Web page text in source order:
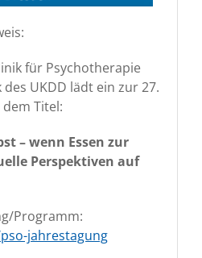
für Psychotherapie
UKDD lädt ein zur 27.
Titel:
– wenn Essen zur
Perspektiven auf
Programm:
jahrestagung